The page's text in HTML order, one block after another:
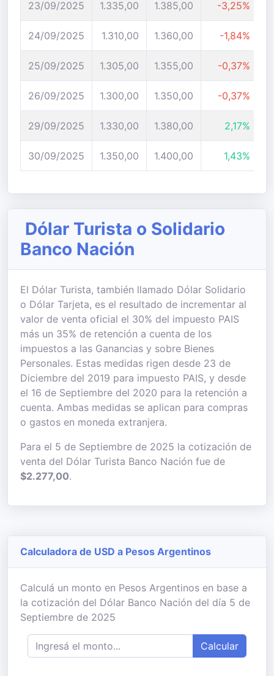
23/09/2025 1.335,00 1.385,00 -3,25%
24/09/2025 1.310,00 1.360,00 -1,84%
25/09/2025 1.305,00 1.355,00 -0,37%
26/09/2025 1.300,00 1.350,00 -0,37%
29/09/2025 1.330,00 1.380,00 2,17%
30/09/2025 1.350,00 1.400,00 1,43%
Dólar Turista o Solidario
Banco Nación
El Dólar Turista, también llamado Dólar Solidario
o Dólar Tarjeta, es el resultado de incrementar al
valor de venta oficial el 30% del impuesto PAIS
más un 35% de retención a cuenta de los
impuestos a las Ganancias y sobre Bienes
Personales. Estas medidas rigen desde 23 de
Diciembre del 2019 para impuesto PAIS, y desde
el 16 de Septiembre del 2020 para la retención a
cuenta. Ambas medidas se aplican para compras
o gastos en moneda extranjera.
Para el 5 de Septiembre de 2025 la cotización de
venta del Dólar Turista Banco Nación fue de
$2.277,00.
Calculadora de USD a Pesos Argentinos
Calculá un monto en Pesos Argentinos en base a
la cotización del Dólar Banco Nación del día 5 de
Septiembre de 2025
Calcular